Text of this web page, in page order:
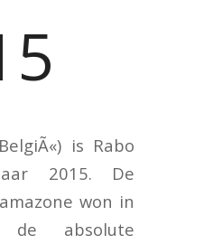
is Rabo
2015. De
won in
de absolute